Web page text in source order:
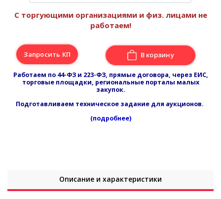
С торгующими организациями и физ. лицами не
работаем!
Запросить КП В корзину
Работаем по 44-ФЗ и 223-ФЗ, прямые договора, через ЕИС,
торговые площадки, региональные порталы малых
закупок.
Подготавливаем техническое задание для аукционов.
(подробнее)
Описание и характеристики